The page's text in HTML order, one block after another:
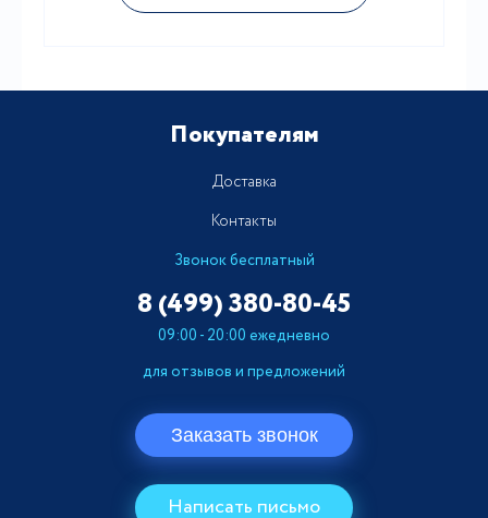
Покупателям
Доставка
Контакты
Звонок бесплатный
8 (499)380-80-45
09:00 - 20:00 ежедневно
для отзывов и предложений
Заказать звонок
Написать письмо